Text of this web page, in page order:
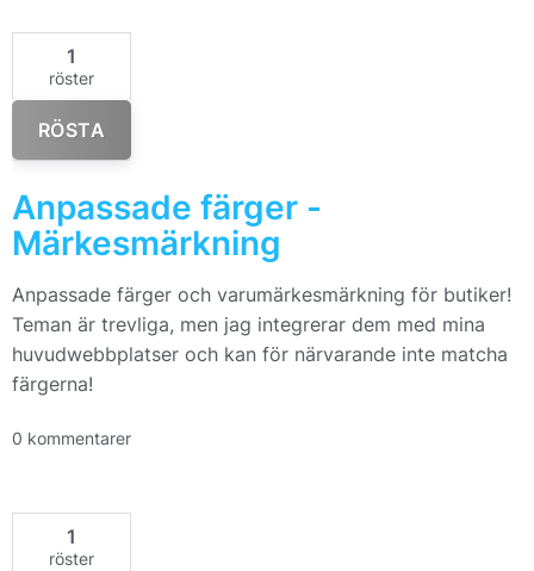
1
röster
RÖSTA
Anpassade färger -
Märkesmärkning
Anpassade färger och varumärkesmärkning för butiker!
Teman är trevliga, men jag integrerar dem med mina
huvudwebbplatser och kan för närvarande inte matcha
färgerna!
0 kommentarer
1
röster